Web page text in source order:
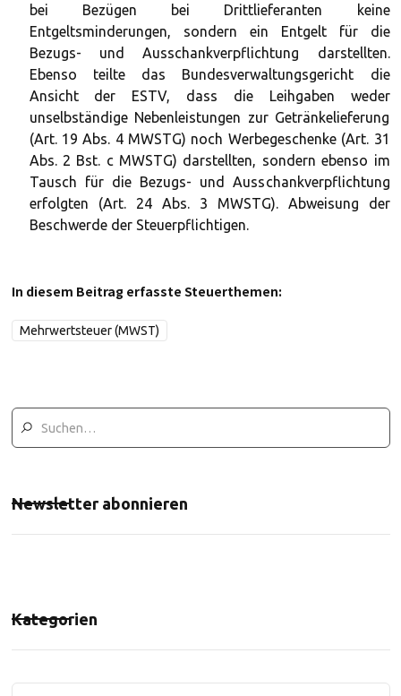
bei Bezügen bei Drittlieferanten keine
Entgeltsminderungen, sondern ein Entgelt für die
Bezugs- und Ausschankverpflichtung darstellten.
Ebenso teilte das Bundesverwaltungsgericht die
Ansicht der ESTV, dass die Leihgaben weder
unselbständige Nebenleistungen zur Getränkelieferung
(Art. 19 Abs. 4 MWSTG) noch Werbegeschenke (Art. 31
Abs. 2 Bst. c MWSTG) darstellten, sondern ebenso im
Tausch für die Bezugs- und Ausschankverpflichtung
erfolgten (Art. 24 Abs. 3 MWSTG). Abweisung der
Beschwerde der Steuerpflichtigen.
In diesem Beitrag erfasste Steuerthemen:
Mehrwertsteuer (MWST)
Newsletter abonnieren
Kategorien